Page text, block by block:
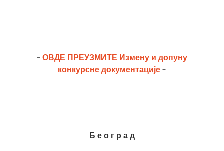
–ОВДЕ ПРЕУЗМИТЕ Измену и допуну
конкурсне документације–
Б е о г р а д